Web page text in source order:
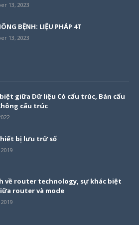
13, 2023
BỆNH: LIỆU PHÁP 4T
13, 2023
giữa Dữ liệu Có cấu trúc, Bán cấu
cấu trúc
bị lưu trữ số
về router technology, sự khác biệt
router và mode